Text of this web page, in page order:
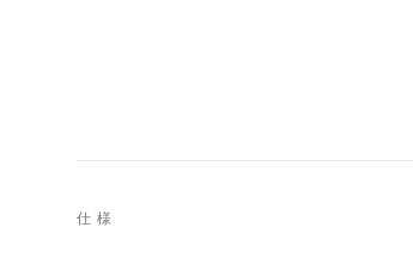
仕様